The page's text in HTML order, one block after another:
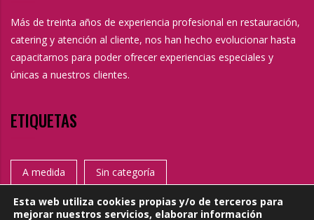
Más de treinta años de experiencia profesional en restauración,
catering y atención al cliente, nos han hecho evolucionar hasta
capacitarnos para poder ofrecer experiencias especiales y
únicas a nuestros clientes.
ETIQUETAS
A medida Sin categoría
Esta web utiliza cookies propias y/o de terceros para
mejorar nuestros servicios, elaborar información